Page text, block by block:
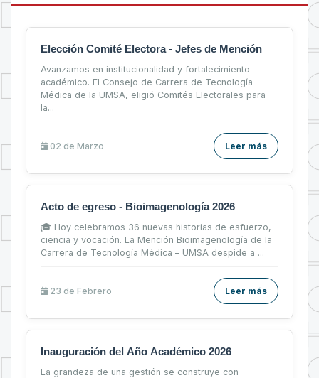
Elección Comité Electora - Jefes de Mención
Avanzamos en institucionalidad y fortalecimiento
académico. El Consejo de Carrera de Tecnología
Médica de la UMSA, eligió Comités Electorales para
la...
02 de Marzo Leer más
Acto de egreso - Bioimagenología 2026
🎓 Hoy celebramos 36 nuevas historias de esfuerzo,
ciencia y vocación. La Mención Bioimagenología de la
Carrera de Tecnología Médica – UMSA despide a ...
23 de Febrero Leer más
Inauguración del Año Académico 2026
La grandeza de una gestión se construye con